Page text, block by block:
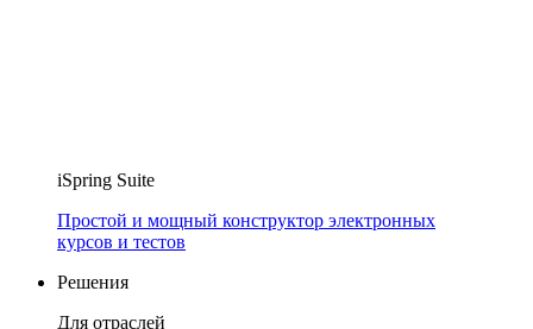
iSpring Suite
Простой и мощный конструктор электронных
курсов и тестов
Решения
Для отраслей